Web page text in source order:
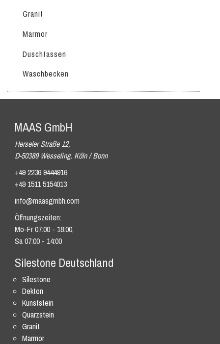
Granit
Marmor
Duschtassen
Waschbecken
MAAS GmbH
Herseler Straße 12,
D-50389 Wesseling, Köln / Bonn
+49 2236 9444916
+49 1511 5154013
info@maasgmbh.com
Öffnungszeiten:
Mo-Fr 07:00 - 18:00,
Sa 07:00 - 14:00
Silestone Deutschland
Silestone
Dekton
Kunststein
Quarzstein
Granit
Marmor